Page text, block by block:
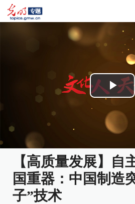
【高质量发展】自
国重器：中国制造
子”技术